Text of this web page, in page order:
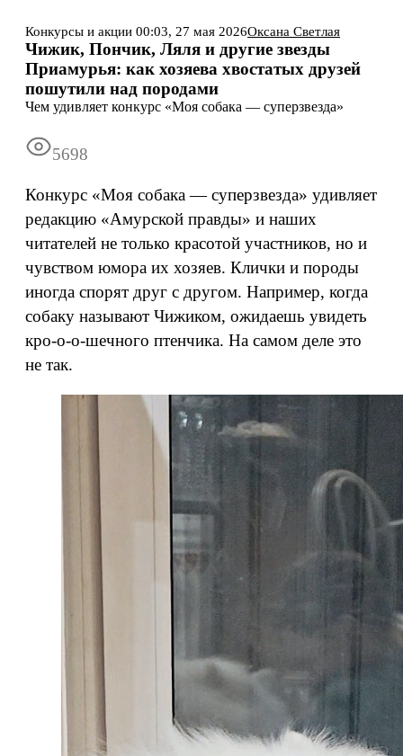
Информация Архив
Конкурсы и акции 00:03, 27 мая 2026Оксана Светлая
Чижик, Пончик, Ляля и другие звезды
Приамурья: как хозяева хвостатых друзей
пошутили над породами
Чем удивляет конкурс «Моя собака — суперзвезда»
5698
Конкурс «Моя собака — суперзвезда» удивляет
редакцию «Амурской правды» и наших
читателей не только красотой участников, но и
чувством юмора их хозяев. Клички и породы
иногда спорят друг с другом. Например, когда
собаку называют Чижиком, ожидаешь увидеть
кро-о-о-шечного птенчика. На самом деле это
не так.